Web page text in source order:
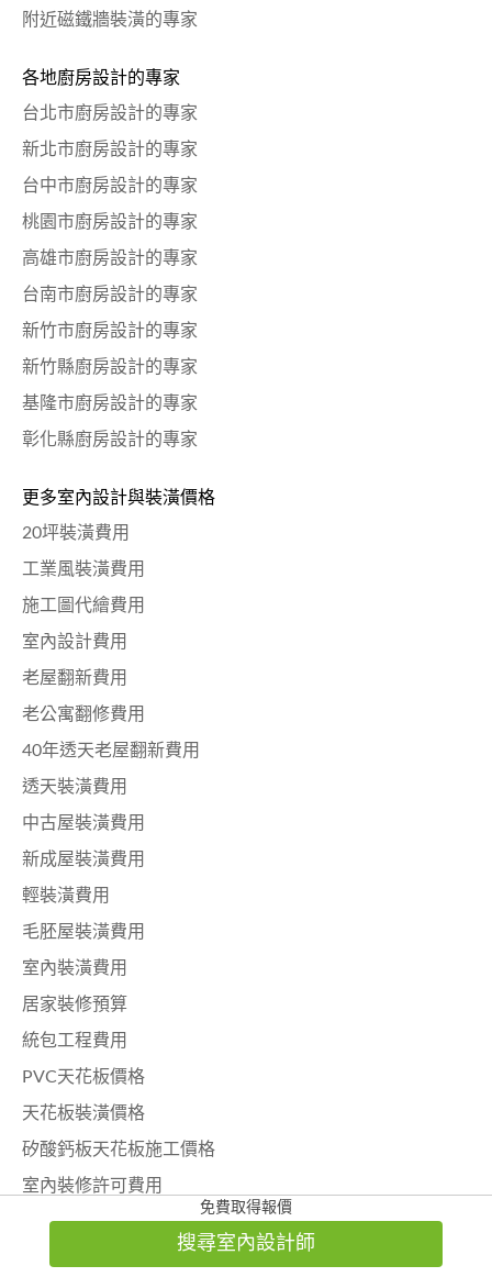
附近磁鐵牆裝潢的專家
各地廚房設計的專家
台北市廚房設計的專家
新北市廚房設計的專家
台中市廚房設計的專家
桃園市廚房設計的專家
高雄市廚房設計的專家
台南市廚房設計的專家
新竹市廚房設計的專家
新竹縣廚房設計的專家
基隆市廚房設計的專家
彰化縣廚房設計的專家
更多室內設計與裝潢價格
20坪裝潢費用
工業風裝潢費用
施工圖代繪費用
室內設計費用
老屋翻新費用
老公寓翻修費用
40年透天老屋翻新費用
透天裝潢費用
中古屋裝潢費用
新成屋裝潢費用
輕裝潢費用
毛胚屋裝潢費用
室內裝潢費用
居家裝修預算
統包工程費用
PVC天花板價格
天花板裝潢價格
矽酸鈣板天花板施工價格
室內裝修許可費用
小坪數裝潢費用
免費取得報價
搜尋室內設計師